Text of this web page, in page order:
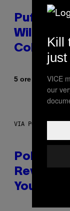
Puffco
Wild
5 ore fa DiMaha
VIA POKEMON/
You to
Kill
VICE
our